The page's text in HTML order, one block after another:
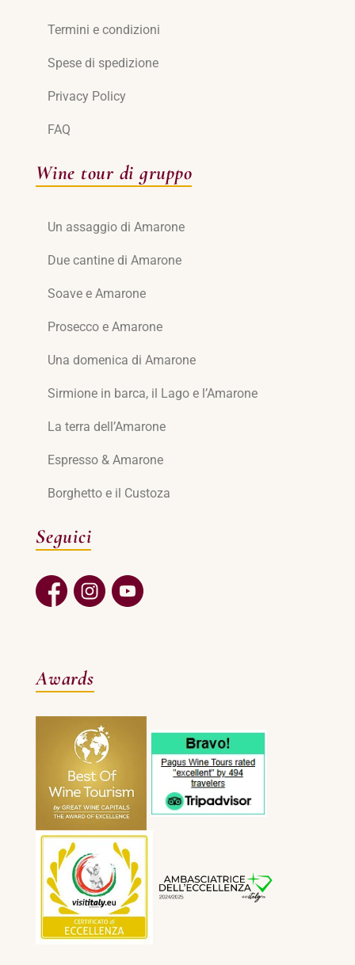
Termini e condizioni
Spese di spedizione
Privacy Policy
FAQ
Wine tour di gruppo
Un assaggio di Amarone
Due cantine di Amarone
Soave e Amarone
Prosecco e Amarone
Una domenica di Amarone
Sirmione in barca, il Lago e l’Amarone
La terra dell’Amarone
Espresso & Amarone
Borghetto e il Custoza
Seguici
Awards